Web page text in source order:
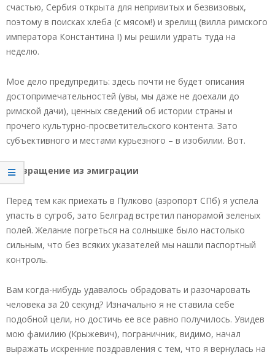
счастью, Сербия открыта для непривитых и безвизовых,
поэтому в поисках хлеба (с мясом!) и зрелищ (вилла римского
императора Константина I) мы решили удрать туда на
неделю.
Мое дело предупредить: здесь почти не будет описания
достопримечательностей (увы, мы даже не доехали до
римской дачи), ценных сведений об истории страны и
прочего культурно-просветительского контента. Зато
субъективного и местами курьезного – в изобилии. Вот.
Возвращение из эмиграции
Перед тем как приехать в Пулково (аэропорт СПб) я успела
упасть в сугроб, зато Белград встретил панорамой зеленых
полей. Желание погреться на солнышке было настолько
сильным, что без всяких указателей мы нашли паспортный
контроль.
Вам когда-нибудь удавалось обрадовать и разочаровать
человека за 20 секунд? Изначально я не ставила себе
подобной цели, но достичь ее все равно получилось. Увидев
мою фамилию (Крыжевич), пограничник, видимо, начал
выражать искренние поздравления с тем, что я вернулась на